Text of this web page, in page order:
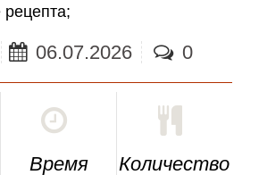
;
06.07.2026 0
Время
Количество